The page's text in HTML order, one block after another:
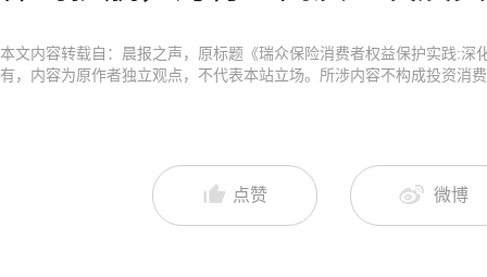
本文内容转载自：晨报之声，原标题《瑞众保险消费者权益保护实践:深
有，内容为原作者独立观点，不代表本站立场。所涉内容不构成投资消
点赞 微博